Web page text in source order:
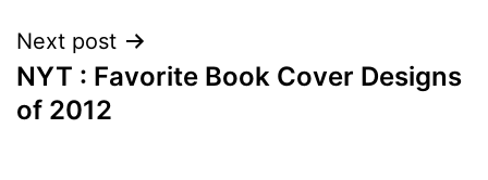
Next post
NYT : Favorite Book Cover Designs
of 2012